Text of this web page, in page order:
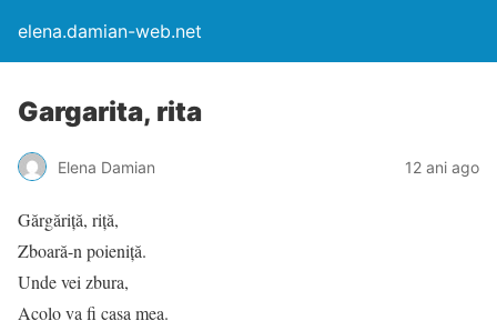
elena.damian-web.net
Gargarita, rita
Elena Damian 12 ani ago
Gărgăriță, riță,
Zboară-n poieniță.
Unde vei zbura,
Acolo va fi casa mea.